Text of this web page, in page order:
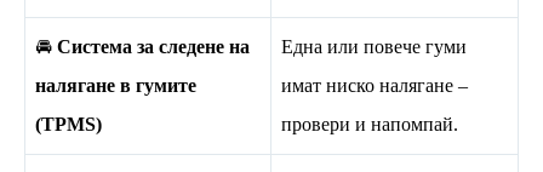
🚘 Система за следене на
налягане в гумите
(TPMS)
Една или повече гуми
имат ниско налягане –
провери и напомпай.